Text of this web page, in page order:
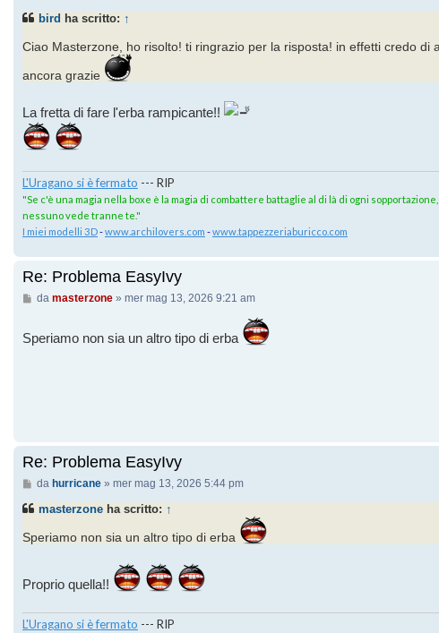
bird ha scritto: ↑
Ciao Masterzone, ho risolto! ti ringrazio per la risposta! in effetti credo di
ancora grazie
La fretta di fare l'erba rampicante!!
L'Uragano si è fermato --- RIP
"Se c'è una magia nella boxe è la magia di combattere battaglie al di là di ogni
nessuno vede tranne te."
I miei modelli 3D-www.archilovers.com -www.tappezzeriaburicco.com
Re: Problema EasyIvy
Messaggio
da masterzone» mer mag 13, 2026 9:21 am
Speriamo non sia un altro tipo di erba
Re: Problema EasyIvy
Messaggio
da hurricane» mer mag 13, 2026 5:44 pm
masterzone ha scritto: ↑
Speriamo non sia un altro tipo di erba
Proprio quella!!
L'Uragano si è fermato --- RIP